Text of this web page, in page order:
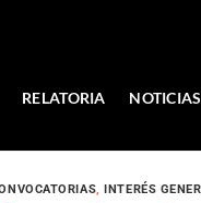
RELATORIA NOTICIAS
,INTERÉS